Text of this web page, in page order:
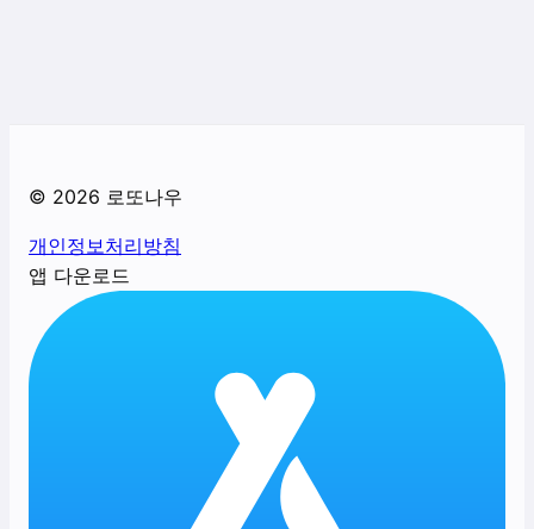
© 2026 로또나우
개인정보처리방침
앱 다운로드